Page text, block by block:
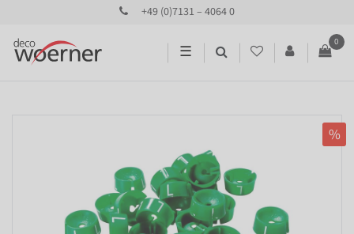
+49 (0)7131 – 4064 0
☰
0
%